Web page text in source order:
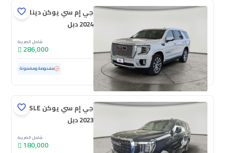
جي إم سي يوكن دينالي
2024 دبل
شامل الضريبة
286,000
مستعملة 38,350 كم ممشى قليل مفحوصة ومضمونة
جي إم سي يوكن SLE
2023 دبل
شامل الضريبة
180,000